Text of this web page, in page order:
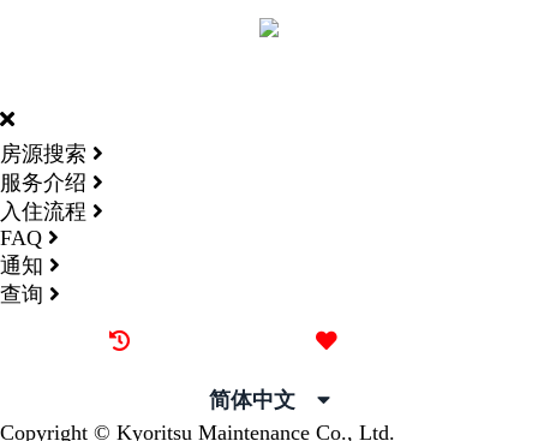
房源搜索
服务介绍
入住流程
FAQ
通知
查询
简体中文
Copyright © Kyoritsu Maintenance Co., Ltd.